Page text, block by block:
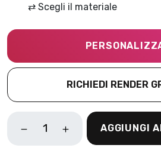
⇄ Scegli il materiale
RICHIEDI RENDER
CACTUS
AGGIUNGI